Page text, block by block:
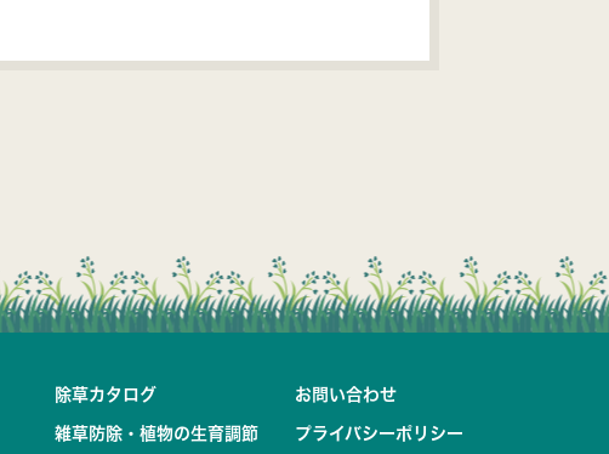
除草カタログ
雑草防除・植物の生育調節
お問い合わせ
プライバシーポリシー